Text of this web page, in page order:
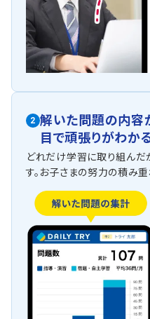
2 解いた問題の内容
目で頑張りがわか
どれだけ学習に取り組んだ
す。お子さまの努力の積み